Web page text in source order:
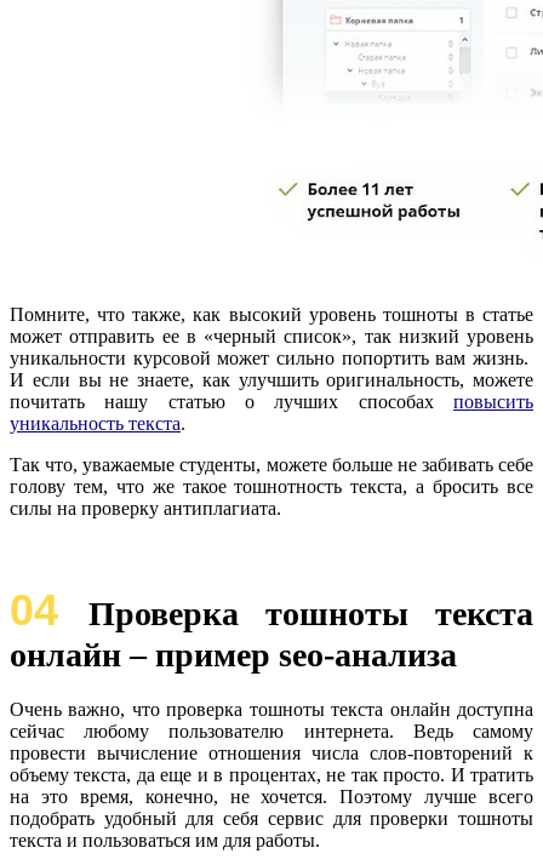
Помните, что также, как высокий уровень тошноты в статье
может отправить ее в «черный список», так низкий уровень
уникальности курсовой может сильно попортить вам жизнь.
И если вы не знаете, как улучшить оригинальность, можете
почитать нашу статью о лучших способах повысить
уникальность текста.
Так что, уважаемые студенты, можете больше не забивать себе
голову тем, что же такое тошнотность текста, а бросить все
силы на проверку антиплагиата.
04
Проверка тошноты текста
онлайн – пример seo-анализа
Очень важно, что проверка тошноты текста онлайн доступна
сейчас любому пользователю интернета. Ведь самому
провести вычисление отношения числа слов-повторений к
объему текста, да еще и в процентах, не так просто. И тратить
на это время, конечно, не хочется. Поэтому лучше всего
подобрать удобный для себя сервис для проверки тошноты
текста и пользоваться им для работы.